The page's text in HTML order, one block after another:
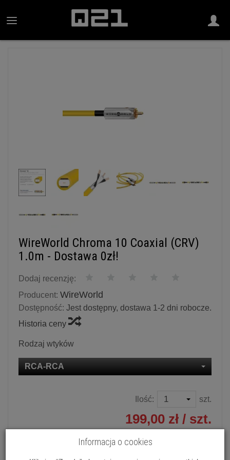
WireWorld Chroma 10 Coaxial (CRV)
1.0m - Dostawa 0zł!
Dodaj recenzję:
Producent: WireWorld
Dostępność: Jest dostępny, dostawa 1-2 dni robocze.
Historia ceny
Rodzaj wtyków
RCA-RCA
Ilość: szt.
199,00 zł / szt.
dodaj do koszyka
Informacja o cookies